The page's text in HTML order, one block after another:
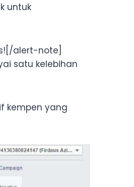
untuk
alert-note]
satu kelebihan
kempen yang